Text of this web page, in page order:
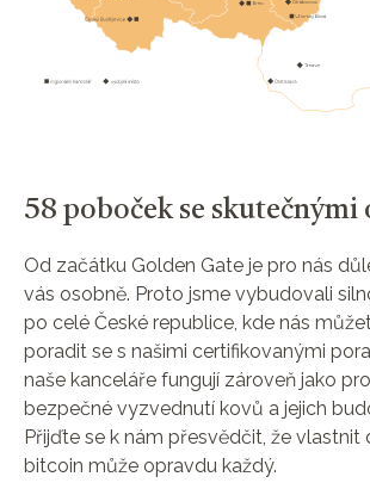
58 poboček se
Od začátku Golden Gate je pro nás
vás osobně. Proto jsme vybudovali
po celé České republice, kde nás
poradit se s našimi certifikovanými
naše kanceláře fungují zároveň jako
bezpečné vyzvednutí kovů a jejich
Přijďte se k nám přesvědčit, že vlastnit
bitcoin může opravdu každý.